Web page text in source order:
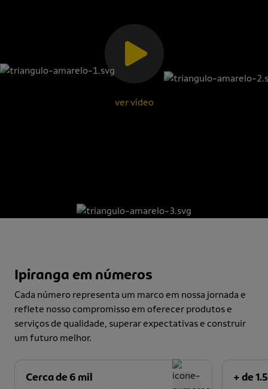
ver vídeo
Ipiranga em números
Cada número representa um marco em nossa jornada e
reflete nosso compromisso em oferecer produtos e
serviços de qualidade, superar expectativas e construir
um futuro melhor.
Cerca de 6 mil + de